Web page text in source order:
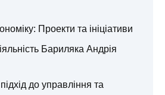
Проекти та ініціативи
Бариляка Андрія
до управління та